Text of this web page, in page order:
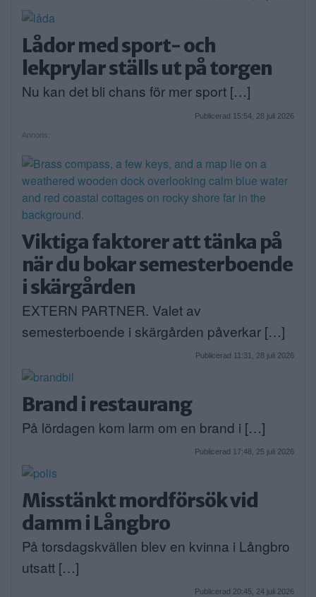
Lådor med sport- och
lekprylar ställs ut på torgen
Nu kan det bli chans för mer sport […]
Publicerad 15:54, 28 juli 2026
Annons:
Viktiga faktorer att tänka på
när du bokar semesterboende
i skärgården
EXTERN PARTNER. Valet av
semesterboende i skärgården påverkar […]
Publicerad 11:31, 28 juli 2026
Brand i restaurang
På lördagen kom larm om en brand i […]
Publicerad 17:48, 25 juli 2026
Misstänkt mordförsök vid
damm i Långbro
På torsdagskvällen blev en kvinna i Långbro
utsatt […]
Publicerad 20:45, 24 juli 2026